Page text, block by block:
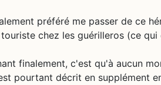
préféré me passer de ce
chez les guérilleros (ce
finalement, c'est qu'à aucun
pourtant décrit en supplément